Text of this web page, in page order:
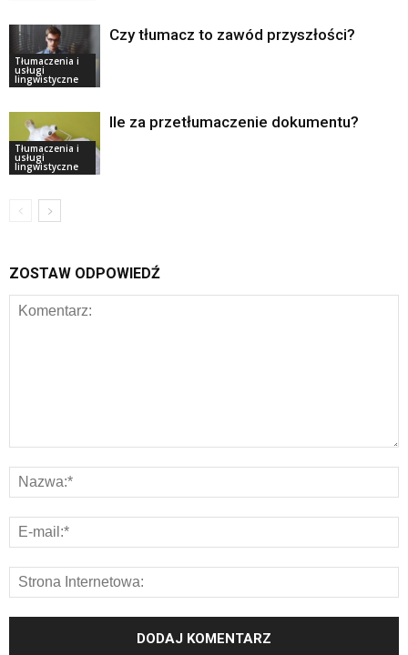
Tłumaczenia i
usługi
lingwistyczne
Czy tłumacz to zawód przyszłości?
Tłumaczenia i
usługi
lingwistyczne
Ile za przetłumaczenie dokumentu?
ZOSTAW ODPOWIEDŹ